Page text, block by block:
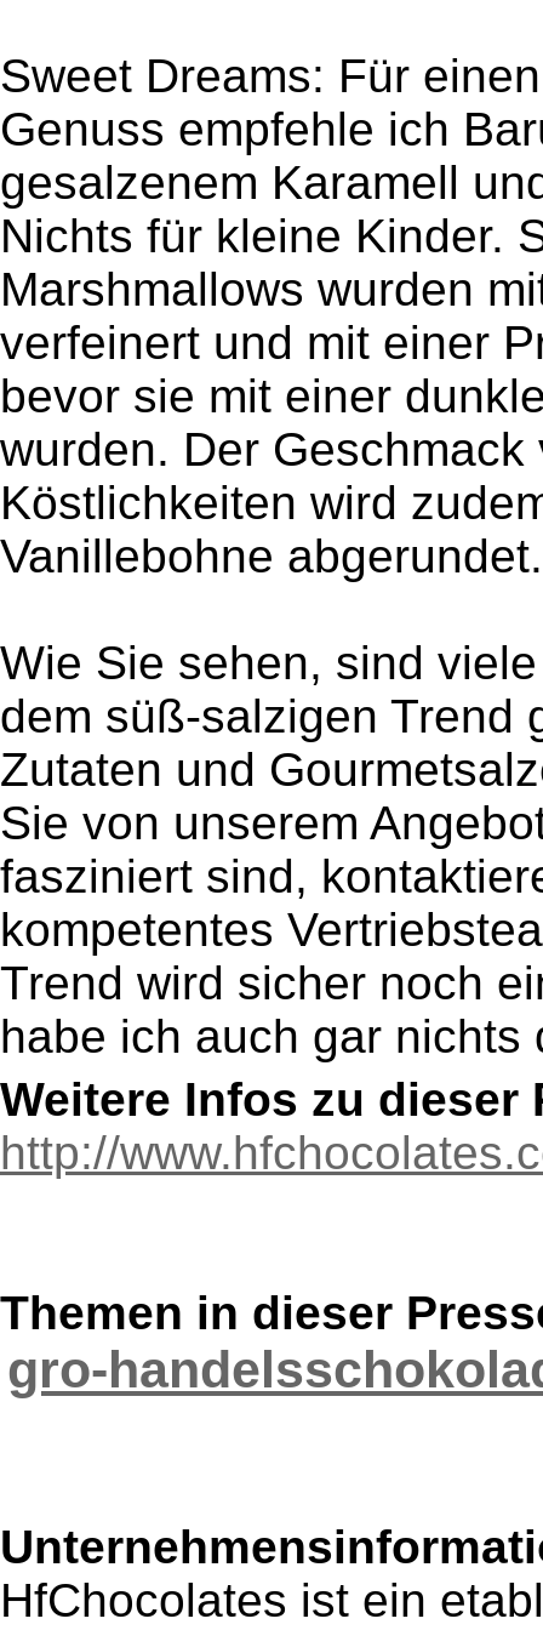
Sweet Dreams: Für
Genuss empfehle ich
gesalzenem Karamell
Nichts für kleine Kinder.
Marshmallows wurden
verfeinert und mit einer
bevor sie mit einer
wurden. Der
Köstlichkeiten wird
Vanillebohne abgerundet.
Wie Sie sehen, sind
dem süß-salzigen Trend
Zutaten und
Sie von unserem
fasziniert sind,
kompetentes
Trend wird sicher noch
habe ich auch gar nichts
Weitere Infos zu dieser
http://
Themen in dieser
gro-
HfChocolates ist ein